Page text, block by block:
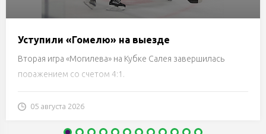
Уступили «Гомелю» на выезде
Вторая игра «Могилева» на Кубке Салея завершилась
поражением со счетом 4:1.
05 августа 2026